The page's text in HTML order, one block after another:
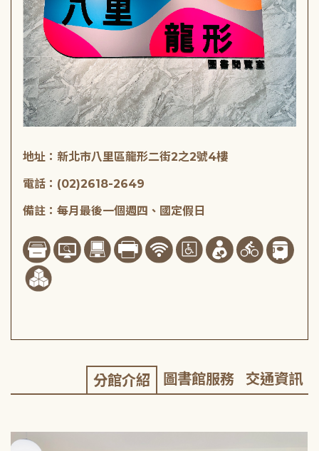
地址：新北市八里區龍形二街2之2號4樓
電話：(02)2618-2649
備註：每月最後一個週四、國定假日
分館介紹 圖書館服務 交通資訊